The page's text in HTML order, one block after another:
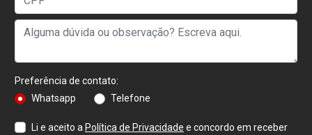
Preferência de contato:
Whatsapp
Telefone
Li e aceito a Política de Privacidade e concordo em receber